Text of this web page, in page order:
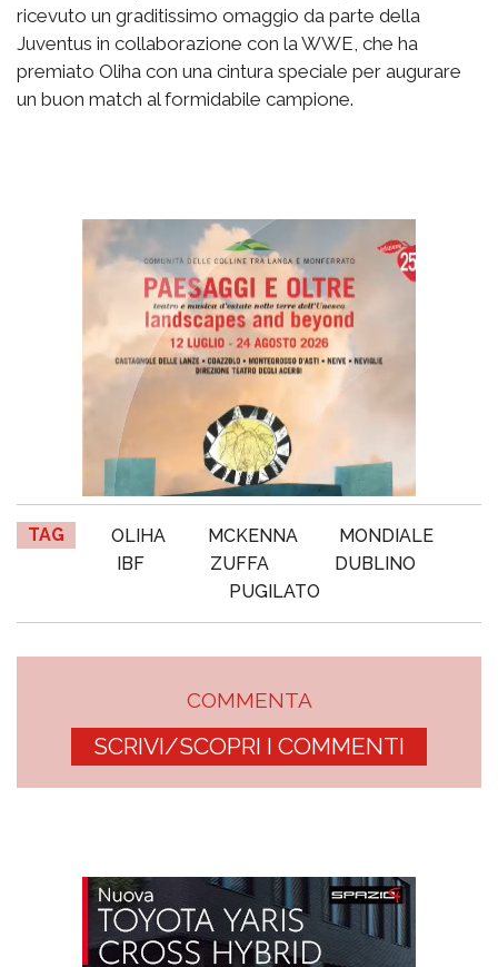
ricevuto un graditissimo omaggio da parte della
Juventus in collaborazione con la WWE, che ha
premiato Oliha con una cintura speciale per augurare
un buon match al formidabile campione.
TAG OLIHA MCKENNA
MONDIALE
IBF
ZUFFA
DUBLINO
PUGILATO
COMMENTA
SCRIVI/SCOPRI I COMMENTI